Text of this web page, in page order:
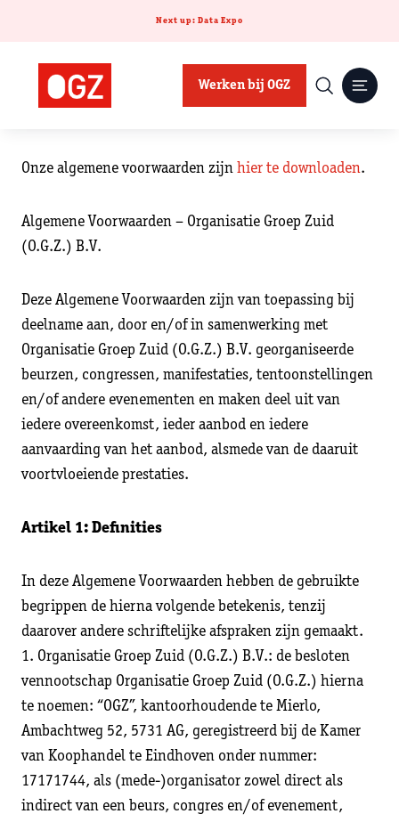
Next up: Data Expo
Werken bij OGZ
Onze algemene voorwaarden zijn hier te downloaden.
Algemene Voorwaarden – Organisatie Groep Zuid
(O.G.Z.) B.V.
Deze Algemene Voorwaarden zijn van toepassing bij
deelname aan, door en/of in samenwerking met
Organisatie Groep Zuid (O.G.Z.) B.V. georganiseerde
beurzen, congressen, manifestaties, tentoonstellingen
en/of andere evenementen en maken deel uit van
iedere overeenkomst, ieder aanbod en iedere
aanvaarding van het aanbod, alsmede van de daaruit
voortvloeiende prestaties.
Artikel 1: Definities
In deze Algemene Voorwaarden hebben de gebruikte
begrippen de hierna volgende betekenis, tenzij
daarover andere schriftelijke afspraken zijn gemaakt.
1. Organisatie Groep Zuid (O.G.Z.) B.V.: de besloten
vennootschap Organisatie Groep Zuid (O.G.Z.) hierna
te noemen: “OGZ”, kantoorhoudende te Mierlo,
Ambachtweg 52, 5731 AG, geregistreerd bij de Kamer
van Koophandel te Eindhoven onder nummer:
17171744, als (mede-)organisator zowel direct als
indirect van een beurs, congres en/of evenement,